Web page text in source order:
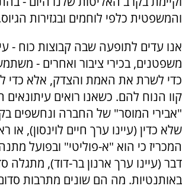
והמשפטית כלפי לוחמים ובגזירות
אנו עדים לתופעה שבה קבוצות כוח -
משפטנים, בכירי ציבור ואחרים -
כדי לשרת את האמת והצדק, אלא כדי
קוו הנוח להם. כשאנו רואים עיתונאים
"אבירי המוסר" של החברה ונחשפים
שלא כדין (עיינו ערך חיים לוינסון), או
המכריז כי הוא "א-פוליטי" ובפועל
דבר (עיינו ערך ארנון בר-דוד), מתגלה
באותנטיות. מה הם שונים מתרבות